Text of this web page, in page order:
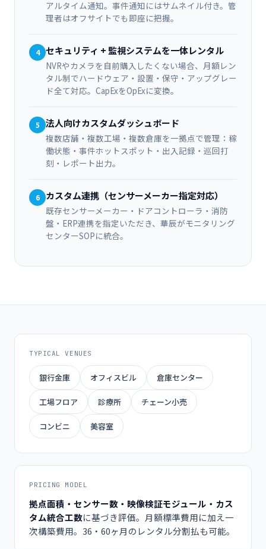
アルタイム通知。事件通知にはサムネイル付き。管
理者はオフサイトでも即座に把握。
4 セキュリティ + 監視システムを一体レンタル
NVRやカメラを自前購入したくない場合、月額レン
タル制でハードウェア・設置・保守・アップグレー
ド全て対応。CapExをOpExに変換。
5 法人向けカスタムダッシュボード
複数店舗・複数工場・複数倉庫を一拠点で管理：稼
働状態・事件ホットスポット・出入記録・巡回打
刻・レポート出力。
6 カスタム連携（センサーメーカー指定対応）
既存センサーメーカー・ドアコントローラ・消防
盤・ERP連携を指定いただき、華辰がモニタリング
センターSOPに統合。
TYPICAL VENUES
銀行金庫 オフィスビル 倉庫センター
工場フロア 診療所 チェーン小売
コンビニ 美容室
PRICING MODEL
拠点面積・センサー数・映像検証モジュール・カス
タム統合工数に基づき評価。月額標準費用に加え一
次構築費用。36・60ヶ月のレンタル分割払も可能。